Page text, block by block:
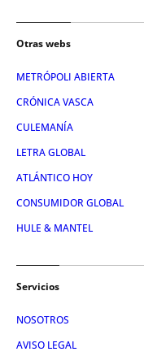
Otras webs
METRÓPOLI ABIERTA
CRÓNICA VASCA
CULEMANÍA
LETRA GLOBAL
ATLÁNTICO HOY
CONSUMIDOR GLOBAL
HULE & MANTEL
Servicios
NOSOTROS
AVISO LEGAL